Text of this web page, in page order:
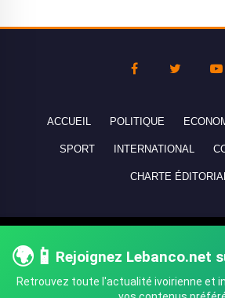
🌍📱 Rejoignez Lebanco.net
Retrouvez toute l'actualité ivoirienne et
ACCUEIL POLITIQUE
SPORT INTERNATIONAL
CHARTE
réservés - All rights